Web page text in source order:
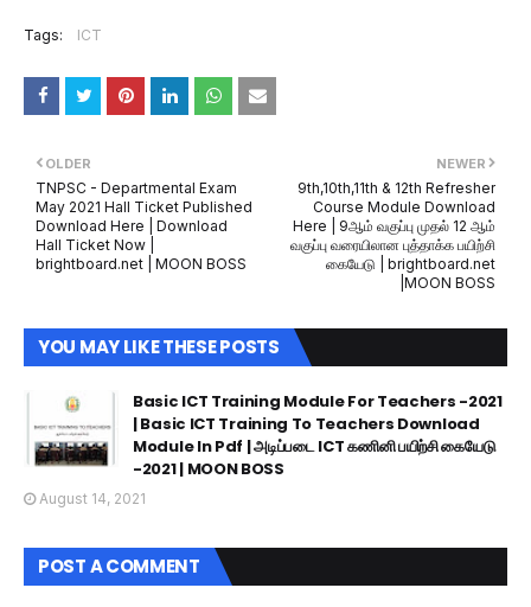
Tags: ICT
NEWER
9th,10th,11th & 12th Refresher
Course Module Download
Here | 9ஆம் வகுப்பு முதல் 12 ஆம்
வகுப்பு வரையிலான புத்தாக்க பயிற்சி
கையேடு | brightboard.net
|MOON BOSS
OLDER
TNPSC - Departmental Exam
May 2021 Hall Ticket Published
Download Here | Download
Hall Ticket Now |
brightboard.net | MOON BOSS
YOU MAY LIKE THESE POSTS
Basic ICT Training Module For Teachers -2021
| Basic ICT Training To Teachers Download
Module In Pdf | அடிப்படை ICT கணினி பயிற்சி கையேடு
-2021 | MOON BOSS
August 14, 2021
POST A COMMENT